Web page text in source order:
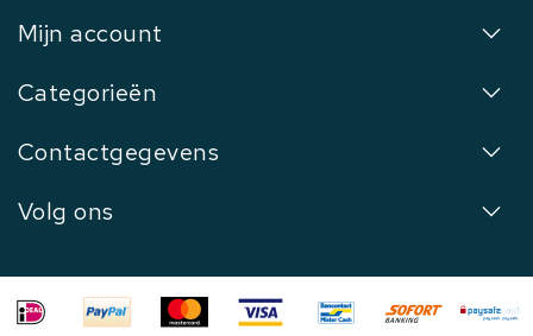
Mijn account
Categorieën
Contactgegevens
Volg ons